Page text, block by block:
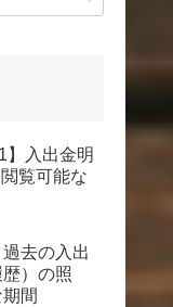
】入出金明
覧可能な
去の入出
）の照
間